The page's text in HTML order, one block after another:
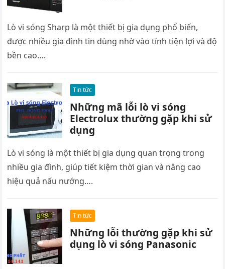
Lò vi sóng Sharp là một thiết bị gia dụng phổ biến,
được nhiều gia đình tin dùng nhờ vào tính tiện lợi và độ
bền cao….
Tin tức
Những mã lỗi lò vi sóng
Electrolux thường gặp khi sử
dụng
Lò vi sóng là một thiết bị gia dụng quan trọng trong
nhiều gia đình, giúp tiết kiệm thời gian và nâng cao
hiệu quả nấu nướng….
Tin tức
Những lỗi thường gặp khi sử
dụng lò vi sóng Panasonic